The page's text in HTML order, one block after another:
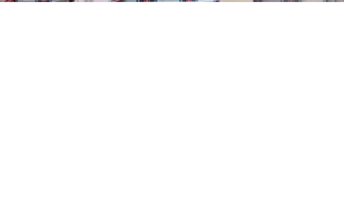
bank als in bed.